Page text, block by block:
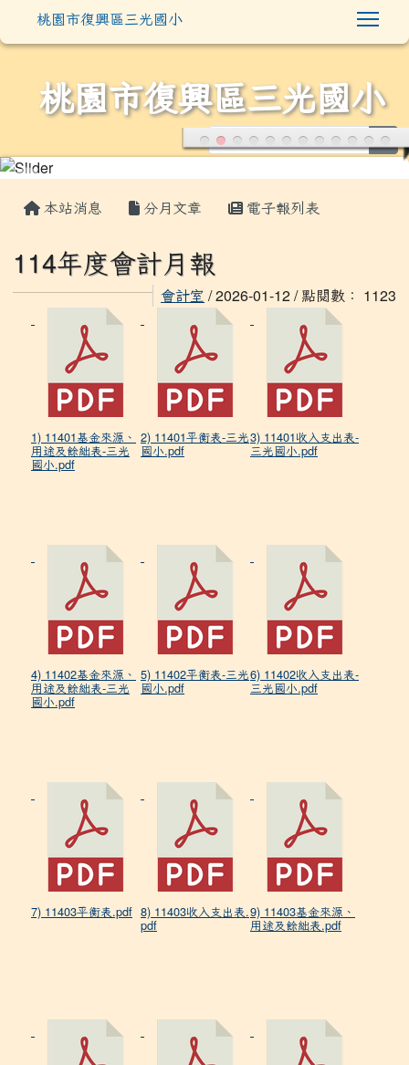
桃園市復興區三光國小
桃園市復興區三光國小
本站消息 分月文章 電子報列表
114年度會計月報
會計室 / 2026-01-12 / 點閱數： 1123
1) 11401基金來源、
用途及餘絀表-三光
國小.pdf
2) 11401平衡表-三光
國小.pdf
3) 11401收入支出表-
三光國小.pdf
4) 11402基金來源、
用途及餘絀表-三光
國小.pdf
5) 11402平衡表-三光
國小.pdf
6) 11402收入支出表-
三光國小.pdf
7) 11403平衡表.pdf 8) 11403收入支出表.
pdf
9) 11403基金來源、
用途及餘絀表.pdf